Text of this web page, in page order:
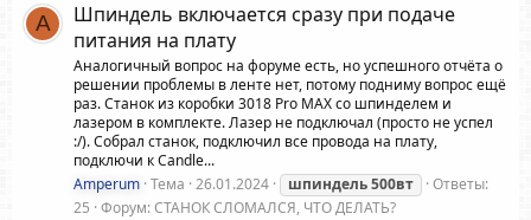
A
Шпиндель включается сразу при подаче
питания на плату
Аналогичный вопрос на форуме есть, но успешного отчёта о
решении проблемы в ленте нет, потому подниму вопрос ещё
раз. Станок из коробки 3018 Pro MAX со шпинделем и
лазером в комплекте. Лазер не подключал (просто не успел
:/). Собрал станок, подключил все провода на плату,
подключи к Candle...
Amperum Тема 26.01.2024 шпиндель500вт
Ответы:
25 Форум:СТАНОК СЛОМАЛСЯ, ЧТО ДЕЛАТЬ?